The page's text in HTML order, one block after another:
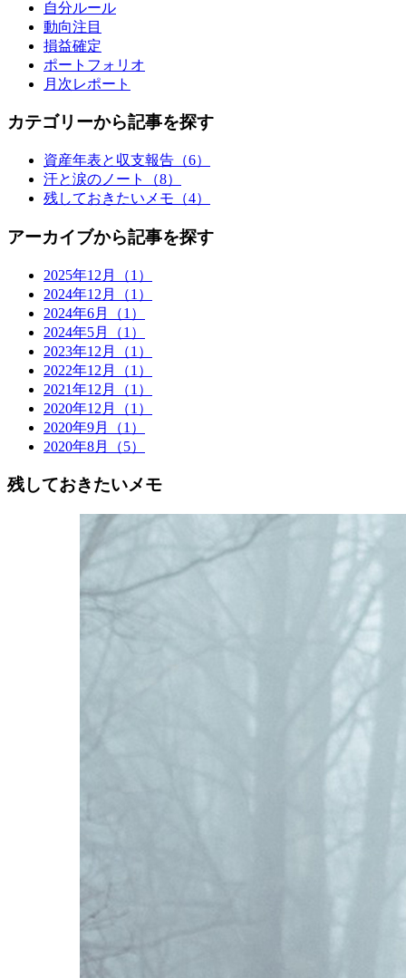
自分ルール
動向注目
損益確定
ポートフォリオ
月次レポート
カテゴリーから記事を探す
資産年表と収支報告（6）
汗と涙のノート（8）
残しておきたいメモ（4）
アーカイブから記事を探す
2025年12月（1）
2024年12月（1）
2024年6月（1）
2024年5月（1）
2023年12月（1）
2022年12月（1）
2021年12月（1）
2020年12月（1）
2020年9月（1）
2020年8月（5）
残しておきたいメモ